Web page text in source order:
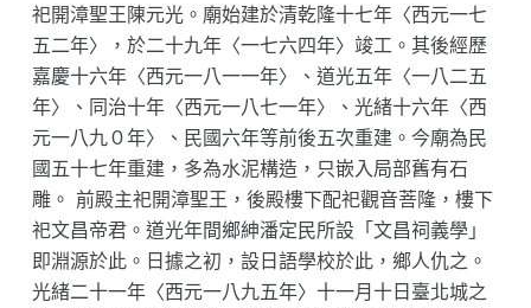
祀開漳聖王陳元光。廟始建於清乾隆十七年〈西元一七
五二年〉，於二十九年〈一七六四年〉竣工。其後經歷
嘉慶十六年〈西元一八一一年〉、道光五年〈一八二五
年〉、同治十年〈西元一八七一年〉、光緒十六年〈西
元一八九０年〉、民國六年等前後五次重建。今廟為民
國五十七年重建，多為水泥構造，只嵌入局部舊有石
雕。 前殿主祀開漳聖王，後殿樓下配祀觀音菩隆，樓下
祀文昌帝君。道光年間鄉紳潘定民所設「文昌祠義學」
即淵源於此。日據之初，設日語學校於此，鄉人仇之。
光緒二十一年〈西元一八九五年〉十一月十日臺北城之